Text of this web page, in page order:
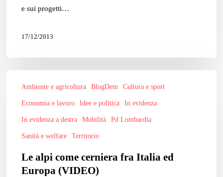
e sui progetti…
17/12/2013
come
Europa
Ambiente e agricoltura BlogDem Cultura e sport
Economia e lavoro Idee e politica In evidenza
In evidenza a destra Mobilità Pd Lombardia
Sanità e welfare Territorio
Le alpi come cerniera fra Italia ed
Europa (VIDEO)